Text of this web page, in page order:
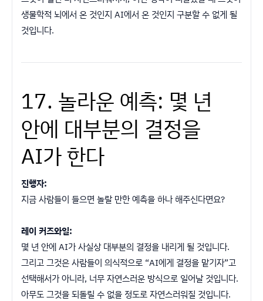
생물학적 뇌에서 온 것인지 AI에서 온 것인지 구분할 수 없게 될
것입니다.
17. 놀라운 예측: 몇 년
안에 대부분의 결정을
AI가 한다
진행자:
지금 사람들이 들으면 놀랄 만한 예측을 하나 해주신다면요?
레이 커즈와일:
몇 년 안에 AI가 사실상 대부분의 결정을 내리게 될 것입니다.
그리고 그것은 사람들이 의식적으로 “AI에게 결정을 맡기자”고
선택해서가 아니라, 너무 자연스러운 방식으로 일어날 것입니다.
아무도 그것을 되돌릴 수 없을 정도로 자연스러워질 것입니다.